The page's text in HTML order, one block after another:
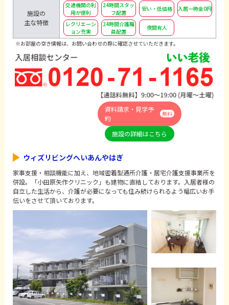
施設の
主な特徴
交通機関の利
用が便利
24時間スタッ
フ配置
安い・低価格
入居一時金0円
レクリエーシ
ョン充実
24時間介護職
員配置
夜間有人
※お部屋の空き情報は、お問い合わせの際に確認させていただきます。
資料請求・見学予
約
無料
施設の詳細はこちら
ウィズリビングへいあんやはぎ
家事支援・相談機能に加え、地域密着型通所介護・居宅介護支援事業所を
併設。「小田原矢作クリニック」も建物に直結しております。入居者様の
自立した生活から、介護が必要になっても住み続けられるよう幅広いお手
伝いをさせて頂いております。